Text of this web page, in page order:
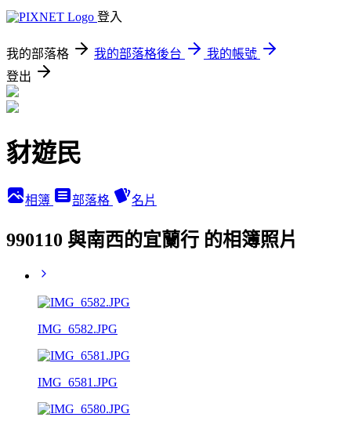
登入
我的部落格 我的部落格後台
我的帳號
登出
豺遊民
相簿 部落格 名片
990110 與南西的宜蘭行 的相簿照片
IMG_6582.JPG
IMG_6581.JPG